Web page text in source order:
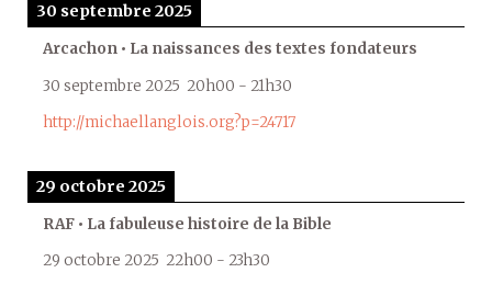
30 septembre 2025
Arcachon • La naissances des textes fondateurs
30 septembre 2025 20h00 - 21h30
http://michaellanglois.org?p=24717
29 octobre 2025
RAF • La fabuleuse histoire de la Bible
29 octobre 2025 22h00 - 23h30